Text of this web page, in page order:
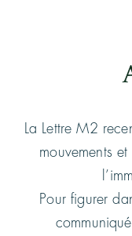
La Lettre M2
mouvements
Pour figurer